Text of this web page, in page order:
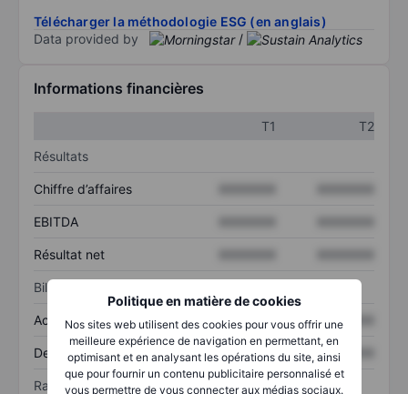
Politique en matière de cookies
Nos sites web utilisent des cookies pour vous offrir une
meilleure expérience de navigation en permettant, en
optimisant et en analysant les opérations du site, ainsi
que pour fournir un contenu publicitaire personnalisé et
vous permettre de vous connecter aux médias sociaux.
Télécharger la méthodologie ESG (en anglais)
Data provided by
/
Informations financières
T1
T2
Résultats
Chiffre d’affaires
EBITDA
Résultat net
Bilan
Actif total XXXXXXX XXXXXXX
Dette totale XXXXXXX XXXXXXX
Ratios